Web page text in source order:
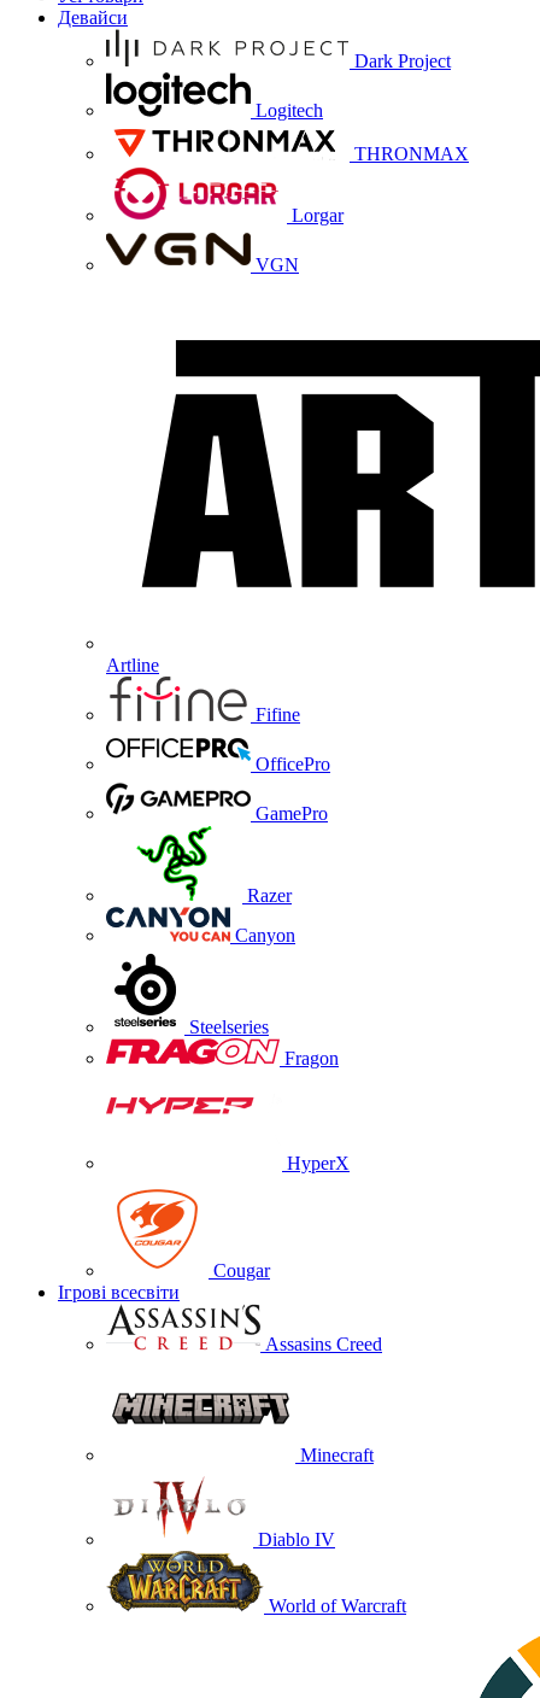
Девайси
Dark Project
Logitech
THRONMAX
Lorgar
VGN
Artline
Fifine
OfficePro
GamePro
Razer
Canyon
Steelseries
Fragon
HyperX
Cougar
Ігрові всесвіти
Assasins Creed
Minecraft
Diablo IV
World of Warcraft